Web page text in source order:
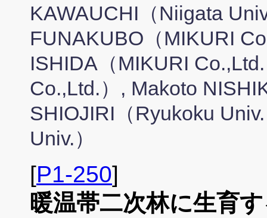
KAWAUCHI（Niigata
FUNAKUBO（MIKURI
ISHIDA（MIKURI
Co.,Ltd.）, Makoto
SHIOJIRI（Ryukoku
Univ.）
[P1-250]
暖温帯二次林に生育